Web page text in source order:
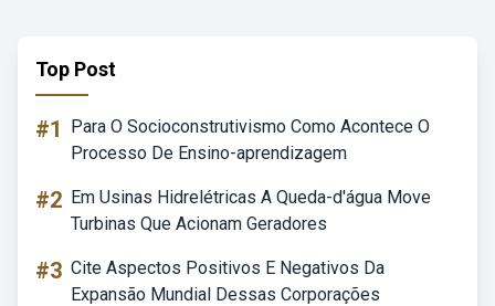
Top Post
#1
Para O Socioconstrutivismo Como Acontece O
Processo De Ensino-aprendizagem
#2 Em Usinas Hidrelétricas A Queda-d'água Move
Turbinas Que Acionam Geradores
#3 Cite Aspectos Positivos E Negativos Da
Expansão Mundial Dessas Corporações